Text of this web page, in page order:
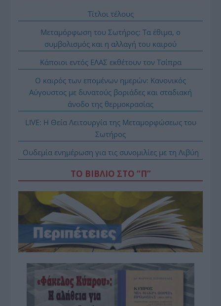
Τίτλοι τέλους
Μεταμόρφωση του Σωτήρος: Τα έθιμα, ο
συμβολισμός και η αλλαγή του καιρού
Κάποιοι εντός ΕΛΑΣ εκθέτουν τον Τσίπρα
Ο καιρός των επομένων ημερών: Κανονικός
Αύγουστος με δυνατούς βοριάδες και σταδιακή
άνοδο της θερμοκρασίας
LIVE: Η Θεία Λειτουργία της Μεταμορφώσεως του
Σωτήρος
Ουδεμία ενημέρωση για τις συνομιλίες με τη Λιβύη
ΤΟ ΒΙΒΛΙΟ ΣΤΟ “Π”